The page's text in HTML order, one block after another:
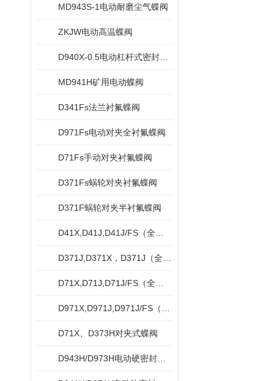
MD943S-1电动耐磨尘气蝶阀
ZKJW电动高温蝶阀
MD941H矿用电动蝶阀
D341Fs法兰衬氟蝶阀
D971Fs电动对夹全衬氟蝶阀
D71Fs手动对夹衬氟蝶阀
D371Fs蜗轮对夹衬氟蝶阀
D371F蜗轮对夹半衬氟蝶阀
D71X、D373H对夹式蝶阀